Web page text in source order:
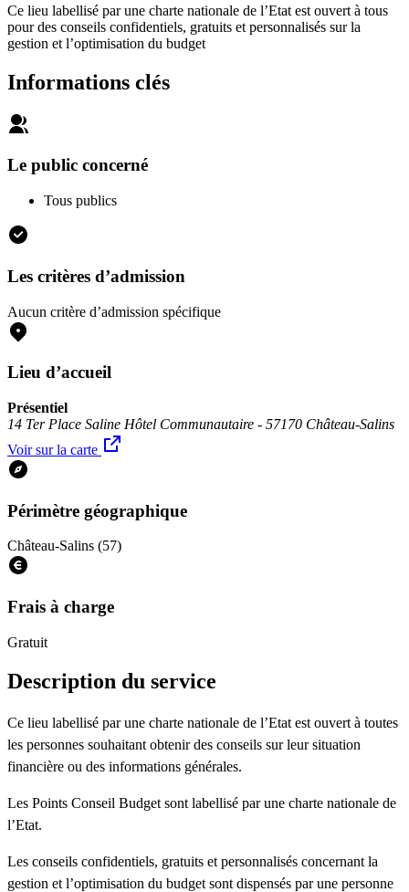
Ce lieu labellisé par une charte nationale de l’Etat est ouvert à tous
pour des conseils confidentiels, gratuits et personnalisés sur la
gestion et l’optimisation du budget
Informations clés
Le public concerné
Tous publics
Les critères d’admission
Aucun critère d’admission spécifique
Lieu d’accueil
Présentiel
14 Ter Place Saline Hôtel Communautaire - 57170 Château-Salins
Voir sur la carte
Périmètre géographique
Château-Salins (57)
Frais à charge
Gratuit
Description du service
Ce lieu labellisé par une charte nationale de l’Etat est ouvert à toutes
les personnes souhaitant obtenir des conseils sur leur situation
financière ou des informations générales.
Les Points Conseil Budget sont labellisé par une charte nationale de
l’Etat.
Les conseils confidentiels, gratuits et personnalisés concernant la
gestion et l’optimisation du budget sont dispensés par une personne